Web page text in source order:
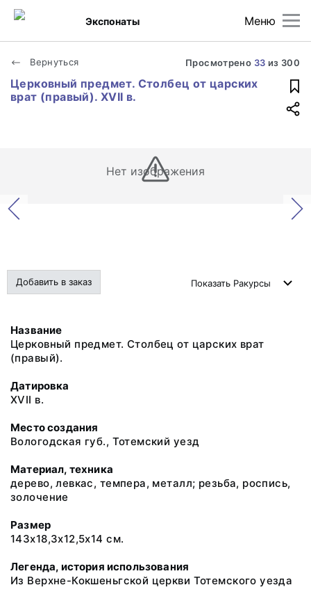
Меню
Экспонаты
Вернуться Просмотрено 33 из 300
Церковный предмет. Столбец от царских
врат (правый). XVII в.
Нет изображения
Добавить в заказ Показать Ракурсы
Название
Церковный предмет. Столбец от царских врат
(правый).
Датировка
XVII в.
Место создания
Вологодская губ., Тотемский уезд
Материал, техника
дерево, левкас, темпера, металл; резьба, роспись,
золочение
Размер
143х18,3х12,5х14 см.
Легенда, история использования
Из Верхне-Кокшеньгской церкви Тотемского уезда